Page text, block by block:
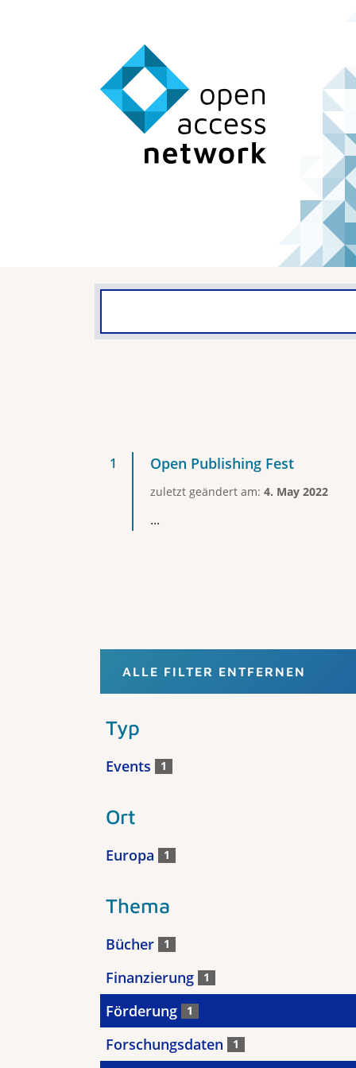
Open Publishing Fest
zuletzt geändert am: 4. May 2022
...
ALLE FILTER ENTFERNEN
Typ
Events 1
Ort
Europa 1
Thema
Bücher 1
Finanzierung 1
Förderung 1
Forschungsdaten 1